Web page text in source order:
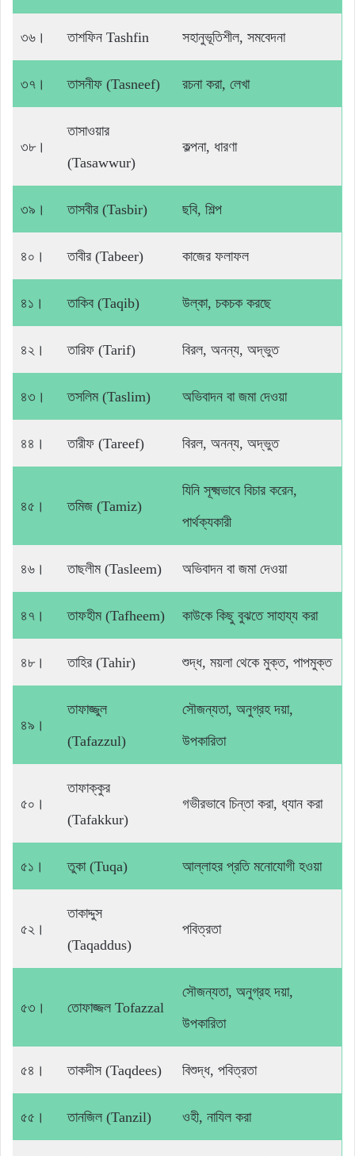
৩৬। তাশফিন Tashfin সহানুভূতিশীল, সমবেদনা
৩৭। তাসনীফ (Tasneef) রচনা করা, লেখা
৩৮।
তাসাওয়ার
(Tasawwur)
কল্পনা, ধারণা
৩৯। তাসবীর (Tasbir) ছবি, শিল্প
৪০। তাবীর (Tabeer) কাজের ফলাফল
৪১। তাকিব (Taqib) উল্কা, চকচক করছে
৪২। তারিফ (Tarif) বিরল, অনন্য, অদ্ভুত
৪৩। তসলিম (Taslim) অভিবাদন বা জমা দেওয়া
৪৪। তারীফ (Tareef) বিরল, অনন্য, অদ্ভুত
৪৫। তমিজ (Tamiz)
যিনি সূক্ষ্মভাবে বিচার করেন,
পার্থক্যকারী
৪৬। তাছলীম (Tasleem) অভিবাদন বা জমা দেওয়া
৪৭। তাফহীম (Tafheem) কাউকে কিছু বুঝতে সাহায্য করা
৪৮। তাহির (Tahir) শুদ্ধ, ময়লা থেকে মুক্ত, পাপমুক্ত
৪৯।
তাফাজ্জুল
(Tafazzul)
সৌজন্যতা, অনুগ্রহ দয়া,
উপকারিতা
৫০।
তাফাক্কুর
(Tafakkur)
গভীরভাবে চিন্তা করা, ধ্যান করা
৫১। তুকা (Tuqa) আল্লাহর প্রতি মনোযোগী হওয়া
৫২।
তাকাদ্দুস
(Taqaddus)
পবিত্রতা
৫৩। তোফাজ্জল Tofazzal
সৌজন্যতা, অনুগ্রহ দয়া,
উপকারিতা
৫৪। তাকদীস (Taqdees) বিশুদ্ধ, পবিত্রতা
৫৫। তানজিল (Tanzil) ওহী, নাযিল করা